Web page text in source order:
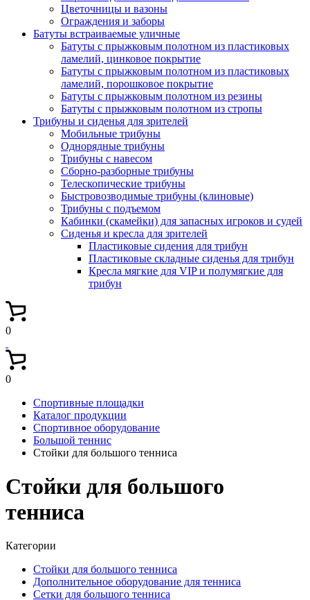
Цветочницы и вазоны
Ограждения и заборы
Батуты встраиваемые уличные
Батуты с прыжковым полотном из пластиковых
ламелий, цинковое покрытие
Батуты с прыжковым полотном из пластиковых
ламелий, порошковое покрытие
Батуты с прыжковым полотном из резины
Батуты с прыжковым полотном из стропы
Трибуны и сиденья для зрителей
Мобильные трибуны
Однорядные трибуны
Трибуны с навесом
Сборно-разборные трибуны
Телескопические трибуны
Быстровозводимые трибуны (клиновые)
Трибуны с подъемом
Кабинки (скамейки) для запасных игроков и судей
Сиденья и кресла для зрителей
Пластиковые сидения для трибун
Пластиковые складные сиденья для трибун
Кресла мягкие для VIP и полумягкие для
трибун
0
0
Спортивные площадки
Каталог продукции
Спортивное оборудование
Большой теннис
Стойки для большого тенниса
Стойки для большого
тенниса
Категории
Стойки для большого тенниса
Дополнительное оборудование для тенниса
Сетки для большого тенниса